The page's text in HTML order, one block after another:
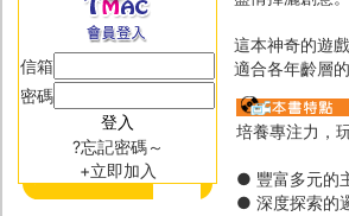
信箱
密碼
?忘記密碼～
+立即加入
這本神奇的遊
適合各年齡層
培養專注力，
● 豐富多元的
● 深度探索的